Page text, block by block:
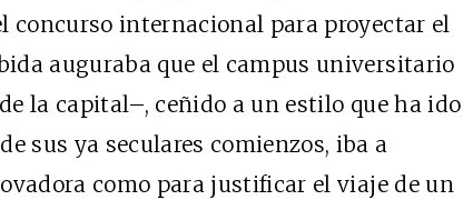
concurso internacional para proyectar el
auguraba que el campus universitario
la capital–, ceñido a un estilo que ha ido
sus ya seculares comienzos, iba a
como para justificar el viaje de un